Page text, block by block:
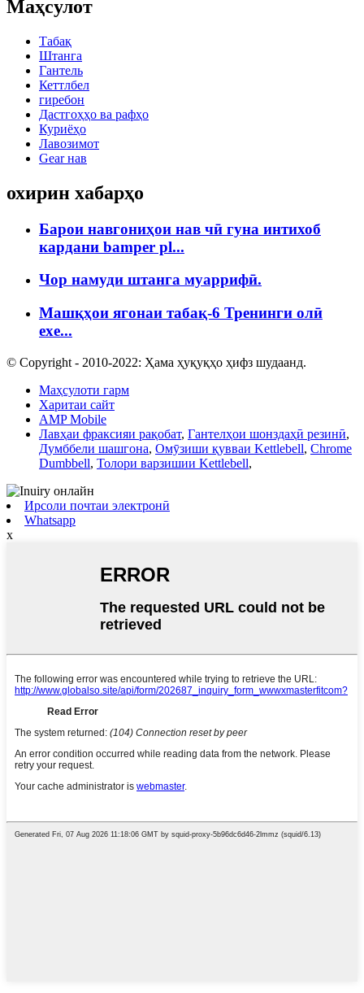
Маҳсулот
Табақ
Штанга
Гантель
Кеттлбел
гиребон
Дастгоҳҳо ва рафҳо
Куриёҳо
Лавозимот
Gear нав
охирин хабарҳо
Барои навгониҳои нав чӣ гуна интихоб
кардани bamper pl...
Чор намуди штанга муаррифӣ.
Машқҳои ягонаи табақ-6 Тренинги олӣ
exe...
© Copyright - 2010-2022: Ҳама ҳуқуқҳо ҳифз шудаанд.
Маҳсулоти гарм
Харитаи сайт
AMP Mobile
Лавҳаи фраксияи рақобат, Гантелҳои шонздаҳӣ резинӣ,
Думббели шашгона, Омӯзиши қувваи Kettlebell, Chrome
Dumbbell, Толори варзишии Kettlebell,
Ирсоли почтаи электронӣ
Whatsapp
x